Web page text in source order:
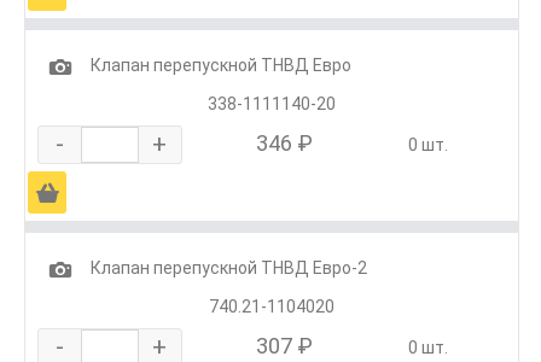
1
Клапан перепускной ТНВД Евро
338-1111140-20
- + 346 ₽ 0 шт.
Ä
1
Клапан перепускной ТНВД Евро-2
740.21-1104020
- + 307 ₽ 0 шт.